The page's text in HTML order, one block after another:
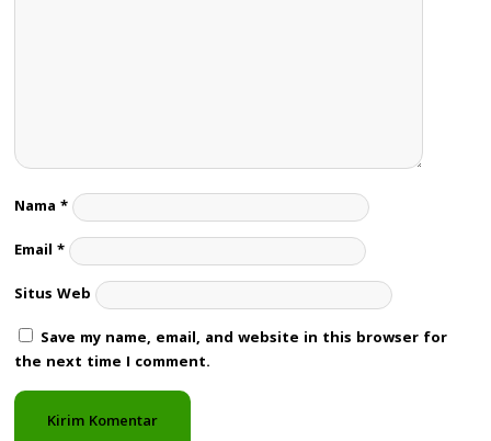
Nama *
Email *
Situs Web
Save my name, email, and website in this browser for
the next time I comment.